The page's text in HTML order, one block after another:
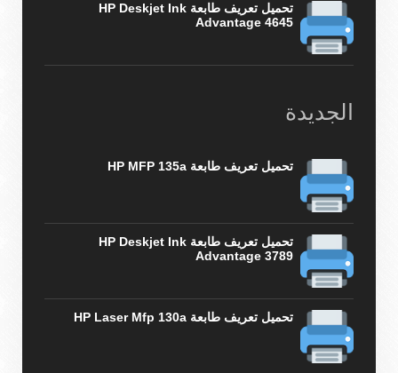
تحميل تعريف طابعة HP Deskjet Ink
Advantage 4645
الجديدة
تحميل تعريف طابعة HP MFP 135a
تحميل تعريف طابعة HP Deskjet Ink
Advantage 3789
تحميل تعريف طابعة HP Laser Mfp 130a